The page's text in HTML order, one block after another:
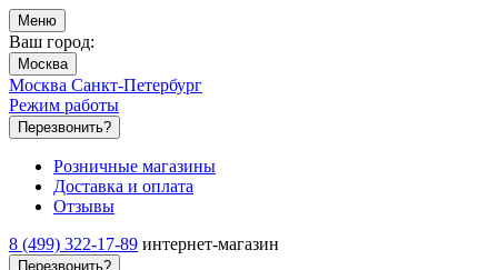
Меню
Ваш город:
Москва
Москва Санкт-Петербург
Режим работы
Перезвонить?
Розничные магазины
Доставка и оплата
Отзывы
8 (499) 322-17-89 интернет-магазин
Перезвонить?